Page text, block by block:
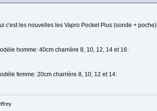
c'est les nouvelles les Vapro Pocket Plus (sonde + poche)
homme: 40cm charrière 8, 10, 12, 14 et 16:
femme: 20cm charrière 8, 10, 12 et 14: